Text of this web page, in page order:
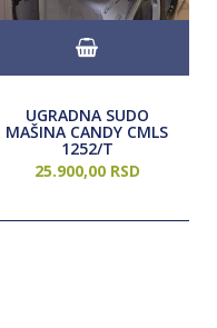
UGRADNA SUDO
MAŠINA CANDY CMLS
1252/T
25.900,00 RSD